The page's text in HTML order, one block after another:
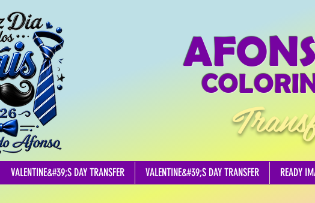
VALENTINE&#39;S DAY TRANSFER VALENTINE&#39;S DAY TRANSFER READY